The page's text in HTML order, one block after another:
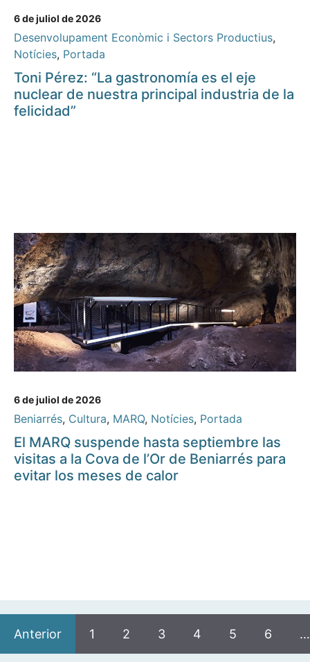
6 de juliol de 2026
Desenvolupament Econòmic i Sectors Productius,
Notícies, Portada
Toni Pérez: “La gastronomía es el eje
nuclear de nuestra principal industria de la
felicidad”
6 de juliol de 2026
Beniarrés, Cultura, MARQ, Notícies, Portada
El MARQ suspende hasta septiembre las
visitas a la Cova de l’Or de Beniarrés para
evitar los meses de calor
Anterior 1 2 3 4 5 6 …